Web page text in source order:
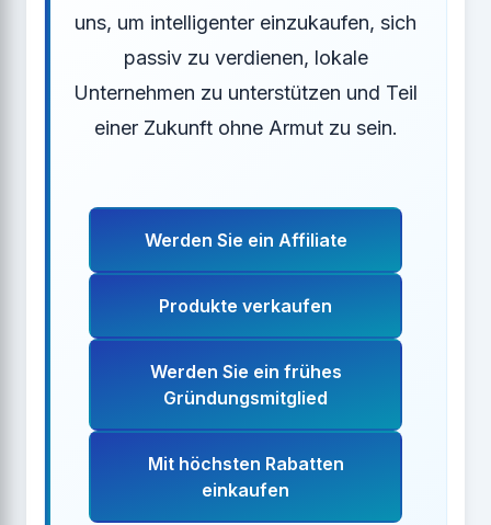
uns, um intelligenter einzukaufen, sich
passiv zu verdienen, lokale
Unternehmen zu unterstützen und Teil
einer Zukunft ohne Armut zu sein.
Werden Sie ein Affiliate
Produkte verkaufen
Werden Sie ein frühes
Gründungsmitglied
Mit höchsten Rabatten
einkaufen